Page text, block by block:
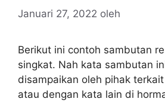
Januari 27, 2022 oleh
Berikut ini contoh sambutan
singkat. Nah kata sambutan
disampaikan oleh pihak
atau dengan kata lain di